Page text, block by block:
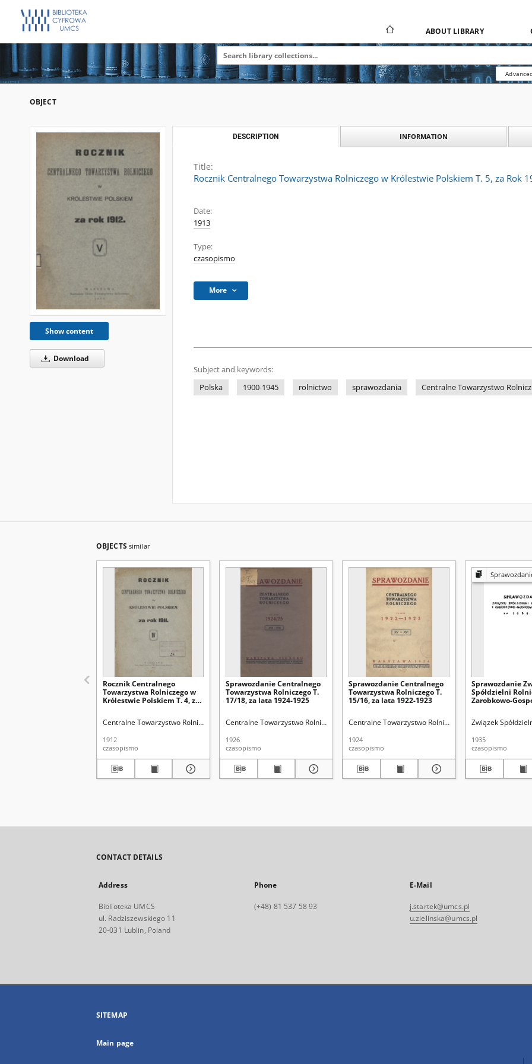
ABOUT LIBRARY
OBJECT
Show content
Download
DESCRIPTION INFORMATION
Title:
Rocznik Centralnego Towarzystwa Rolniczego w Królestwie Polskiem T. 5, za Rok
Date:
1913
Type:
czasopismo
More
Subject and keywords:
Polska
1900-1945 rolnictwo sprawozdania Centralne Towarzystwo
OBJECTS similar
Rocznik Centralnego
Towarzystwa Rolniczego w
Królestwie Polskiem T. 4, za
Centralne Towarzystwo Rolnicze w Królestwie Polskiem
1912
czasopismo
Sprawozdanie Centralnego
Towarzystwa Rolniczego T.
17/18, za lata 1924-1925
Centralne Towarzystwo Rolnicze
1926
czasopismo
Sprawozdanie Centralnego
Towarzystwa Rolniczego T.
15/16, za lata 1922-1923
Centralne Towarzystwo Rolnicze
1924
czasopismo
Sprawozdanie Związku Spółdzielni Rolniczych i
Sprawozdanie
Spółdzielni
Zarobkowo-
Związek
1935
czasopismo
CONTACT DETAILS
Address
Biblioteka UMCS
ul. Radziszewskiego 11
20-031 Lublin, Poland
Phone
(+48) 81 537 58 93
E-Mail
j.startek@umcs.pl
u.zielinska@umcs.pl
SITEMAP
Main page